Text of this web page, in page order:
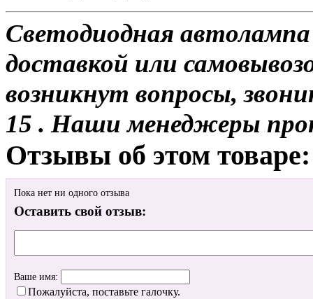
Светодиодная
доставкой или
возникнут вопросы,
15 . Наши менеджеры
Отзывы об этом товаре:
Пока нет ни одного отзыва
Оставить свой отзыв:
Ваше имя:
Пожалуйста, поставьте галочку.